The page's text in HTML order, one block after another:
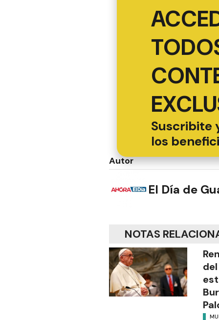
Suscribite
los
Autor
El Día de
NOTAS